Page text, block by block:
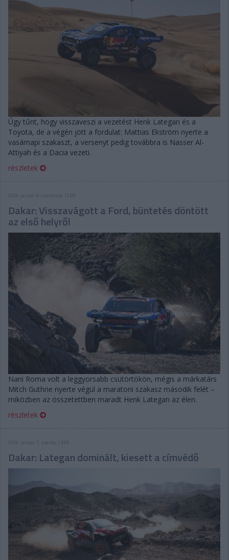
Úgy tűnt, hogy visszaveszi a vezetést Henk Lategan és a
Toyota, de a végén jött a fordulat: Mattias Ekström nyerte a
vasárnapi szakaszt, a versenyt pedig továbbra is Nasser Al-
Attiyah és a Dacia vezeti.
részletek
2026. január 8. csütörtök, 12:00
Dakar: Visszavágott a Ford, büntetés döntött
az első helyről
Nani Roma volt a leggyorsabb csütörtökön, mégis a márkatárs
Mitch Guthrie nyerte végül a maratoni szakasz második felét –
miközben az összetettben maradt Henk Lategan az élen.
részletek
2026. január 7. szerda, 13:08
Dakar: Lategan dominált, kiesett a címvédő